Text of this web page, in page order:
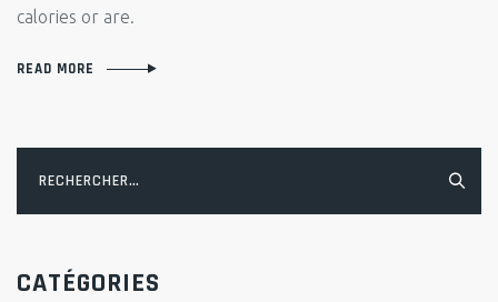
calories or are.
READ MORE
CATÉGORIES